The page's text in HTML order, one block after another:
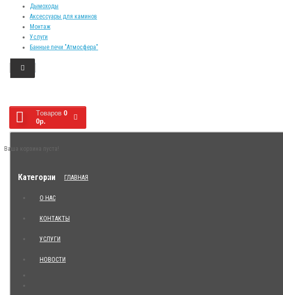
Дымоходы
Аксессуары для каминов
Монтаж
Услуги
Банные печи "Атмосфера"
Tоваров 0
0р.
Ваша корзина пуста!
Категории ГЛАВНАЯ
О НАС
КОНТАКТЫ
УСЛУГИ
НОВОСТИ